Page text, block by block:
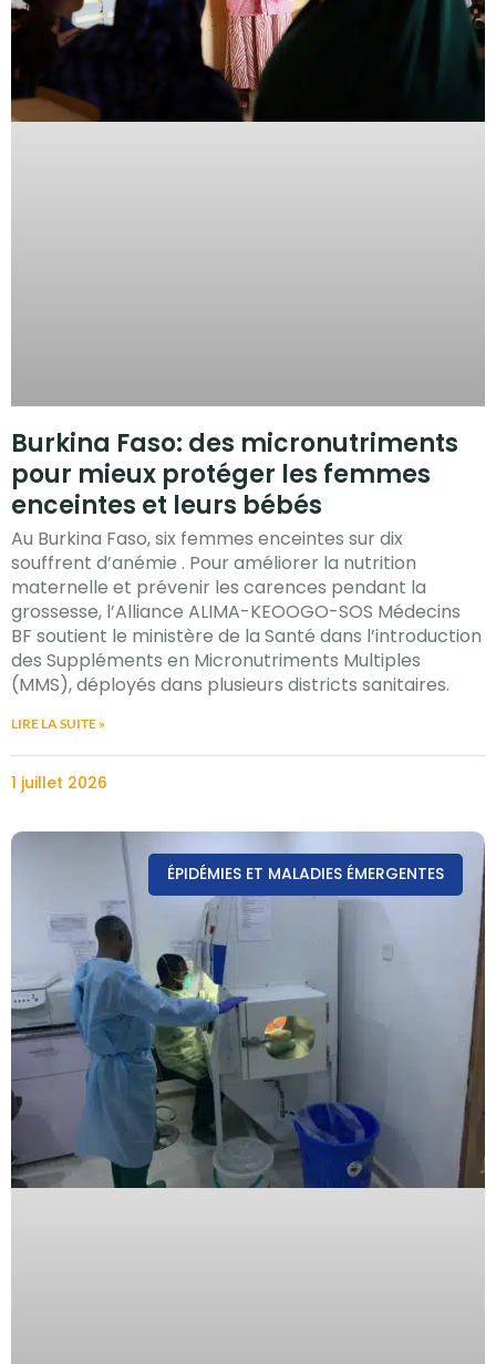
Burkina Faso: des micronutriments
pour mieux protéger les femmes
enceintes et leurs bébés
Au Burkina Faso, six femmes enceintes sur dix
souffrent d’anémie . Pour améliorer la nutrition
maternelle et prévenir les carences pendant la
grossesse, l’Alliance ALIMA-KEOOGO-SOS Médecins
BF soutient le ministère de la Santé dans l’introduction
des Suppléments en Micronutriments Multiples
(MMS), déployés dans plusieurs districts sanitaires.
LIRE LA SUITE »
1 juillet 2026
ÉPIDÉMIES ET MALADIES ÉMERGENTES